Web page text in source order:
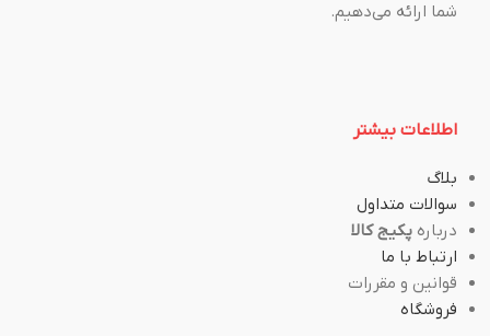
شما ارائه می‌دهیم.
اطلاعات بیشتر
بلاگ
سوالات متداول
درباره پکیج کالا
ارتباط با ما
قوانین و مقررات
فروشگاه